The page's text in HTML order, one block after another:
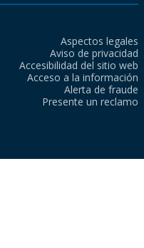
Aspectos legales
Aviso de privacidad
Accesibilidad del sitio web
Acceso a la información
Alerta de fraude
Presente un reclamo